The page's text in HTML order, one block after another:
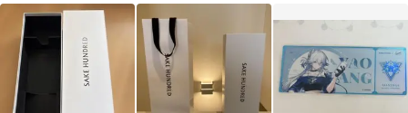
ンド クリアファイルセ
ット 爻光